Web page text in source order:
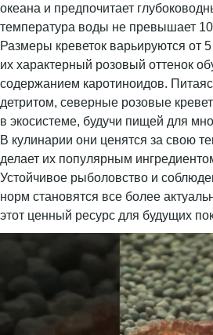
океана и предпочитает
температура воды не превышает
Размеры креветок варьируются от
их характерный розовый оттенок
содержанием каротиноидов.
детритом, северные розовые
в экосистеме, будучи пищей для
В кулинарии они ценятся за свою
делает их популярным
Устойчивое рыболовство и
норм становятся все более
этот ценный ресурс для будущих